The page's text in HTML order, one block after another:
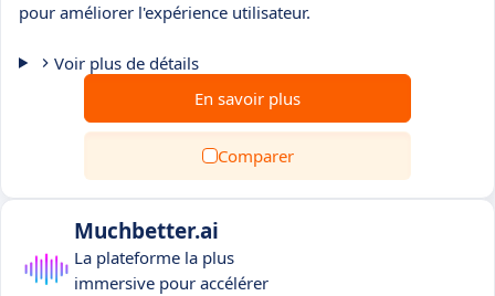
pour améliorer l'expérience utilisateur.
Voir plus de détails
En savoir plus
Comparer
Muchbetter.ai
La plateforme la plus
immersive pour accélérer